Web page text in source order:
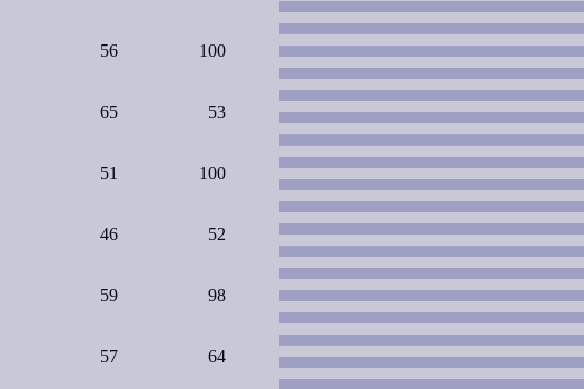
56 100
65 53
51 100
46 52
59 98
57 64